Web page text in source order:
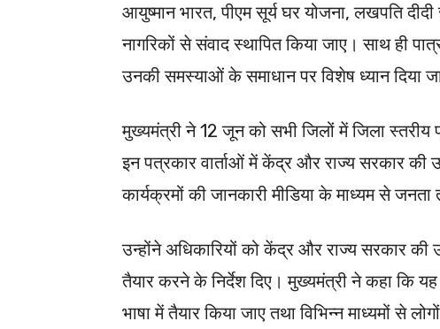
आयुष्मान भारत, पीएम सूर्य घर योजना, लखपति
नागरिकों से संवाद स्थापित किया जाए। साथ ही
उनकी समस्याओं के समाधान पर विशेष ध्यान दिया
मुख्यमंत्री ने 12 जून को सभी जिलों में जिला स्तरीय
इन पत्रकार वार्ताओं में केंद्र और राज्य सरकार की
कार्यक्रमों की जानकारी मीडिया के माध्यम से
उन्होंने अधिकारियों को केंद्र और राज्य सरकार की
तैयार करने के निर्देश दिए। मुख्यमंत्री ने कहा कि
भाषा में तैयार किया जाए तथा विभिन्न माध्यमों से